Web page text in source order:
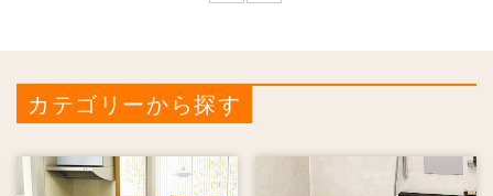
カテゴリーから探す